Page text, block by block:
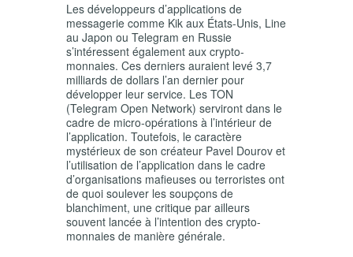
Les développeurs d’applications de
messagerie comme Kik aux États-Unis, Line
au Japon ou Telegram en Russie
s’intéressent également aux crypto-
monnaies. Ces derniers auraient levé 3,7
milliards de dollars l’an dernier pour
développer leur service. Les TON
(Telegram Open Network) serviront dans le
cadre de micro-opérations à l’intérieur de
l’application. Toutefois, le caractère
mystérieux de son créateur Pavel Dourov et
l’utilisation de l’application dans le cadre
d’organisations mafieuses ou terroristes ont
de quoi soulever les soupçons de
blanchiment, une critique par ailleurs
souvent lancée à l’intention des crypto-
monnaies de manière générale.